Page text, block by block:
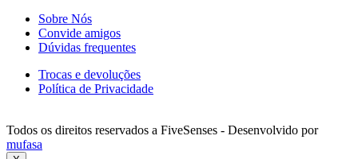
Sobre Nós
Convide amigos
Dúvidas frequentes
Trocas e devoluções
Política de Privacidade
Todos os direitos reservados a FiveSenses - Desenvolvido por
mufasa